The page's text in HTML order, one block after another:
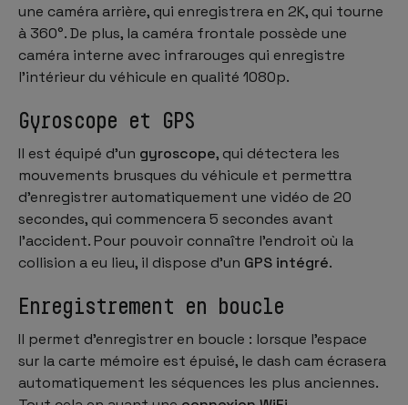
une caméra arrière, qui enregistrera en 2K, qui tourne
à 360°. De plus, la caméra frontale possède une
caméra interne avec infrarouges qui enregistre
l'intérieur du véhicule en qualité 1080p.
Gyroscope et GPS
Il est équipé d'un gyroscope, qui détectera les
mouvements brusques du véhicule et permettra
d'enregistrer automatiquement une vidéo de 20
secondes, qui commencera 5 secondes avant
l'accident. Pour pouvoir connaître l'endroit où la
collision a eu lieu, il dispose d'un GPS intégré.
Enregistrement en boucle
Il permet d'enregistrer en boucle : lorsque l'espace
sur la carte mémoire est épuisé, le dash cam écrasera
automatiquement les séquences les plus anciennes.